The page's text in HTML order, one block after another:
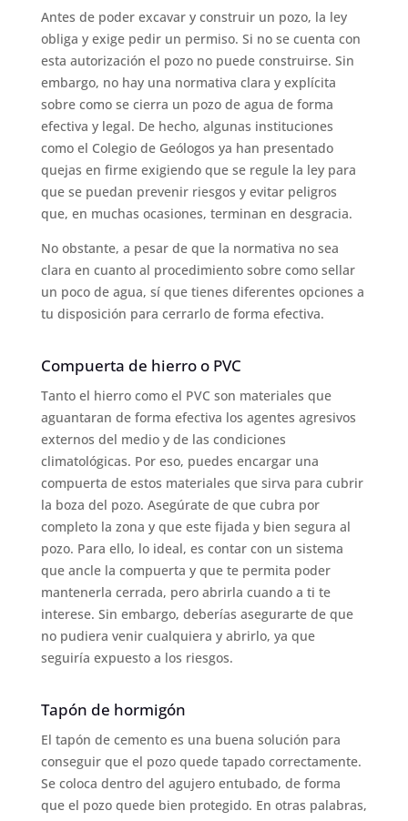
Antes de poder excavar y construir un pozo, la ley
obliga y exige pedir un permiso. Si no se cuenta con
esta autorización el pozo no puede construirse. Sin
embargo, no hay una normativa clara y explícita
sobre como se cierra un pozo de agua de forma
efectiva y legal. De hecho, algunas instituciones
como el Colegio de Geólogos ya han presentado
quejas en firme exigiendo que se regule la ley para
que se puedan prevenir riesgos y evitar peligros
que, en muchas ocasiones, terminan en desgracia.
No obstante, a pesar de que la normativa no sea
clara en cuanto al procedimiento sobre como sellar
un poco de agua, sí que tienes diferentes opciones a
tu disposición para cerrarlo de forma efectiva.
Compuerta de hierro o PVC
Tanto el hierro como el PVC son materiales que
aguantaran de forma efectiva los agentes agresivos
externos del medio y de las condiciones
climatológicas. Por eso, puedes encargar una
compuerta de estos materiales que sirva para cubrir
la boza del pozo. Asegúrate de que cubra por
completo la zona y que este fijada y bien segura al
pozo. Para ello, lo ideal, es contar con un sistema
que ancle la compuerta y que te permita poder
mantenerla cerrada, pero abrirla cuando a ti te
interese. Sin embargo, deberías asegurarte de que
no pudiera venir cualquiera y abrirlo, ya que
seguiría expuesto a los riesgos.
Tapón de hormigón
El tapón de cemento es una buena solución para
conseguir que el pozo quede tapado correctamente.
Se coloca dentro del agujero entubado, de forma
que el pozo quede bien protegido. En otras palabras,